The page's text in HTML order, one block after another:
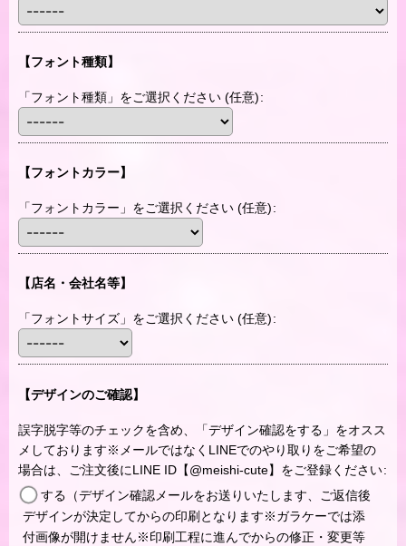
【フォント種類】
「フォント種類」をご選択ください (任意):
【フォントカラー】
「フォントカラー」をご選択ください (任意):
【店名・会社名等】
「フォントサイズ」をご選択ください (任意):
【デザインのご確認】
誤字脱字等のチェックを含め、「デザイン確認をする」をオスス
メしております※メールではなくLINEでのやり取りをご希望の
場合は、ご注文後にLINE ID【@meishi-cute】をご登録ください:
する（デザイン確認メールをお送りいたします、ご返信後
デザインが決定してからの印刷となります※ガラケーでは添
付画像が開けません※印刷工程に進んでからの修正・変更等